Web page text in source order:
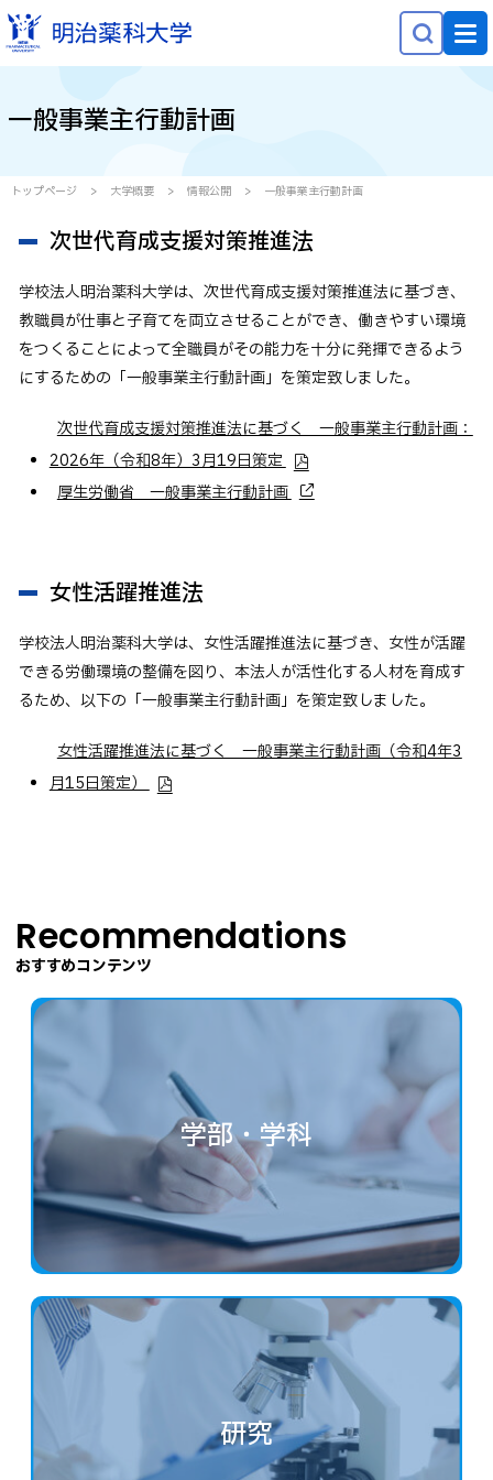
大学概要
学部学科・大学院
学生生活
社会貢献
在学生の方へ
保護者等の方へ
ご支援をお考えの方へ
イベント 入試情報 お問い合わせ
アクセス JP EN
一般事業主行動計画
トップページ 大学概要 情報公開 一般事業主行動計画
次世代育成支援対策推進法
学校法人明治薬科大学は、次世代育成支援対策推進法に基づき、
教職員が仕事と子育てを両立させることができ、働きやすい環境
をつくることによって全職員がその能力を十分に発揮できるよう
にするための「一般事業主行動計画」を策定致しました。
次世代育成支援対策推進法に基づく 一般事業主行動計画：
2026年（令和8年）3月19日策定
厚生労働省 一般事業主行動計画
女性活躍推進法
学校法人明治薬科大学は、女性活躍推進法に基づき、女性が活躍
できる労働環境の整備を図り、本法人が活性化する人材を育成す
るため、以下の「一般事業主行動計画」を策定致しました。
女性活躍推進法に基づく 一般事業主行動計画（令和4年3
月15日策定）
Recommendations
おすすめコンテンツ
学部・学科
研究